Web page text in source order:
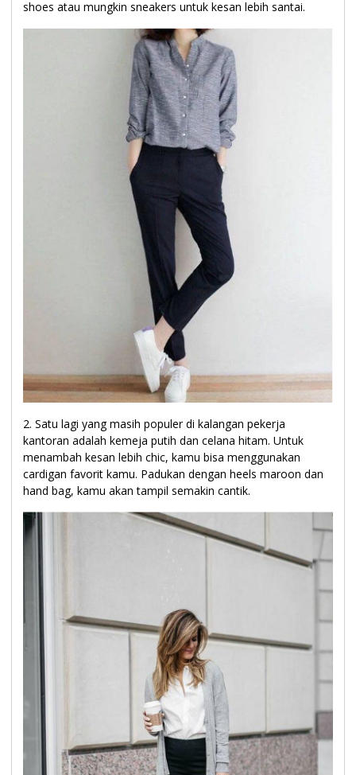
shoes atau mungkin sneakers untuk kesan lebih santai.
2. Satu lagi yang masih populer di kalangan pekerja
kantoran adalah kemeja putih dan celana hitam. Untuk
menambah kesan lebih chic, kamu bisa menggunakan
cardigan favorit kamu. Padukan dengan heels maroon dan
hand bag, kamu akan tampil semakin cantik.